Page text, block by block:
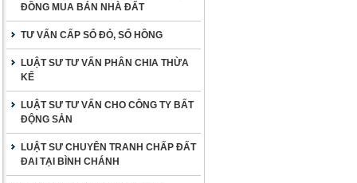
ĐỒNG MUA BÁN NHÀ ĐẤT
TƯ VẤN CẤP SỔ ĐỎ, SỔ HỒNG
LUẬT SƯ TƯ VẤN PHÂN CHIA THỪA
KẾ
LUẬT SƯ TƯ VẤN CHO CÔNG TY BẤT
ĐỘNG SẢN
LUẬT SƯ CHUYÊN TRANH CHẤP ĐẤT
ĐAI TẠI BÌNH CHÁNH